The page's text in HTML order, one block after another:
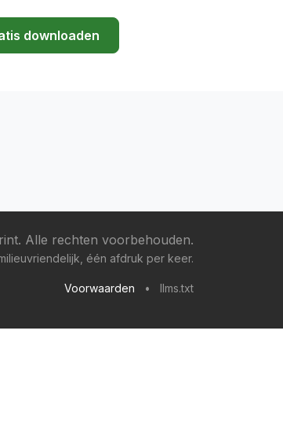
downloaden
Alle rechten voorbehouden.
één afdruk per keer.
Voorwaarden • llms.txt